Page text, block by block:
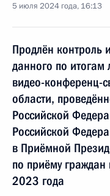
5 июля 2024 года, 16:13
Продлён контроль
данного по
видео-конференц-
области,
Российской
Российской
в Приёмной
по приёму
2023 года